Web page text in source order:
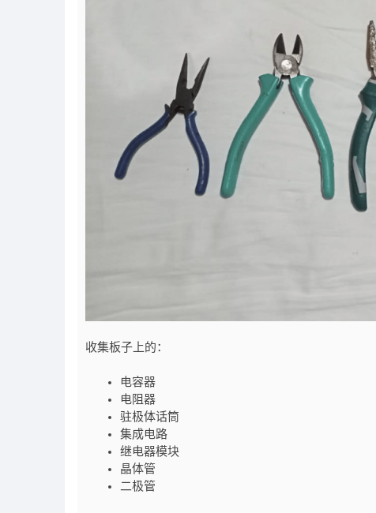
收集板子上的：
电容器
电阻器
驻极体话筒
集成电路
继电器模块
晶体管
二极管